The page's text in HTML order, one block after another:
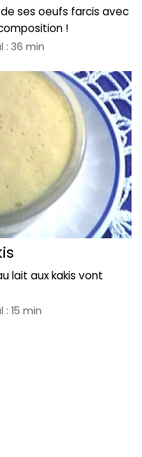
ses oeufs farcis avec
!
: 36 min
lait aux kakis vont
15 min